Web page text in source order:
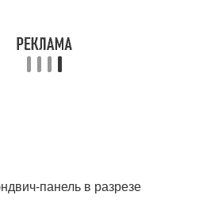
панель в разрезе